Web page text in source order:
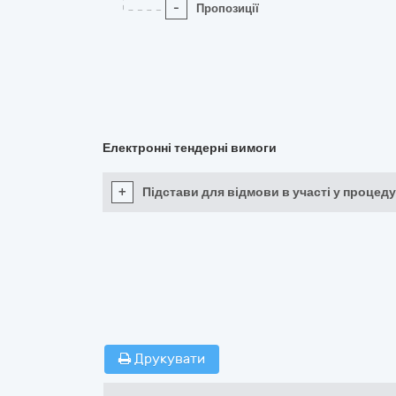
- Пропозиції
Електронні тендерні вимоги
+ Підстави для відмови в участі у
Друкувати